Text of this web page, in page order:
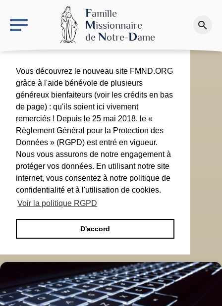
Famille
Missionnaire
de Notre-Dame
search
Faire un don
Vous découvrez le nouveau site FMND.ORG
grâce à l'aide bénévole de plusieurs
généreux bienfaiteurs (voir les crédits en bas
de page) : qu'ils soient ici vivement
remerciés ! Depuis le 25 mai 2018, le «
Règlement Général pour la Protection des
Données » (RGPD) est entré en vigueur.
Nous vous assurons de notre engagement à
protéger vos données. En utilisant notre site
internet, vous consentez à notre politique de
confidentialité et à l'utilisation de cookies.
Voir la politique RGPD
D'accord